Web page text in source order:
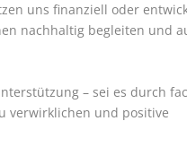
uns finanziell oder
nachhaltig begleiten und
– sei es durch
verwirklichen und positive